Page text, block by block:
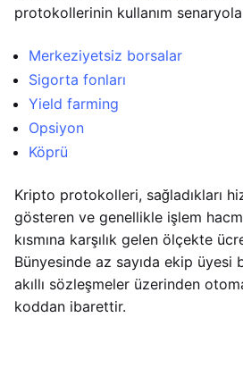
protokollerinin kullanım
Merkeziyetsiz borsalar
Sigorta fonları
Yield farming
Opsiyon
Köprü
Kripto protokolleri, sağladıkları
gösteren ve genellikle işlem
kısmına karşılık gelen ölçekte
Bünyesinde az sayıda ekip üyesi
akıllı sözleşmeler üzerinden
koddan ibarettir.